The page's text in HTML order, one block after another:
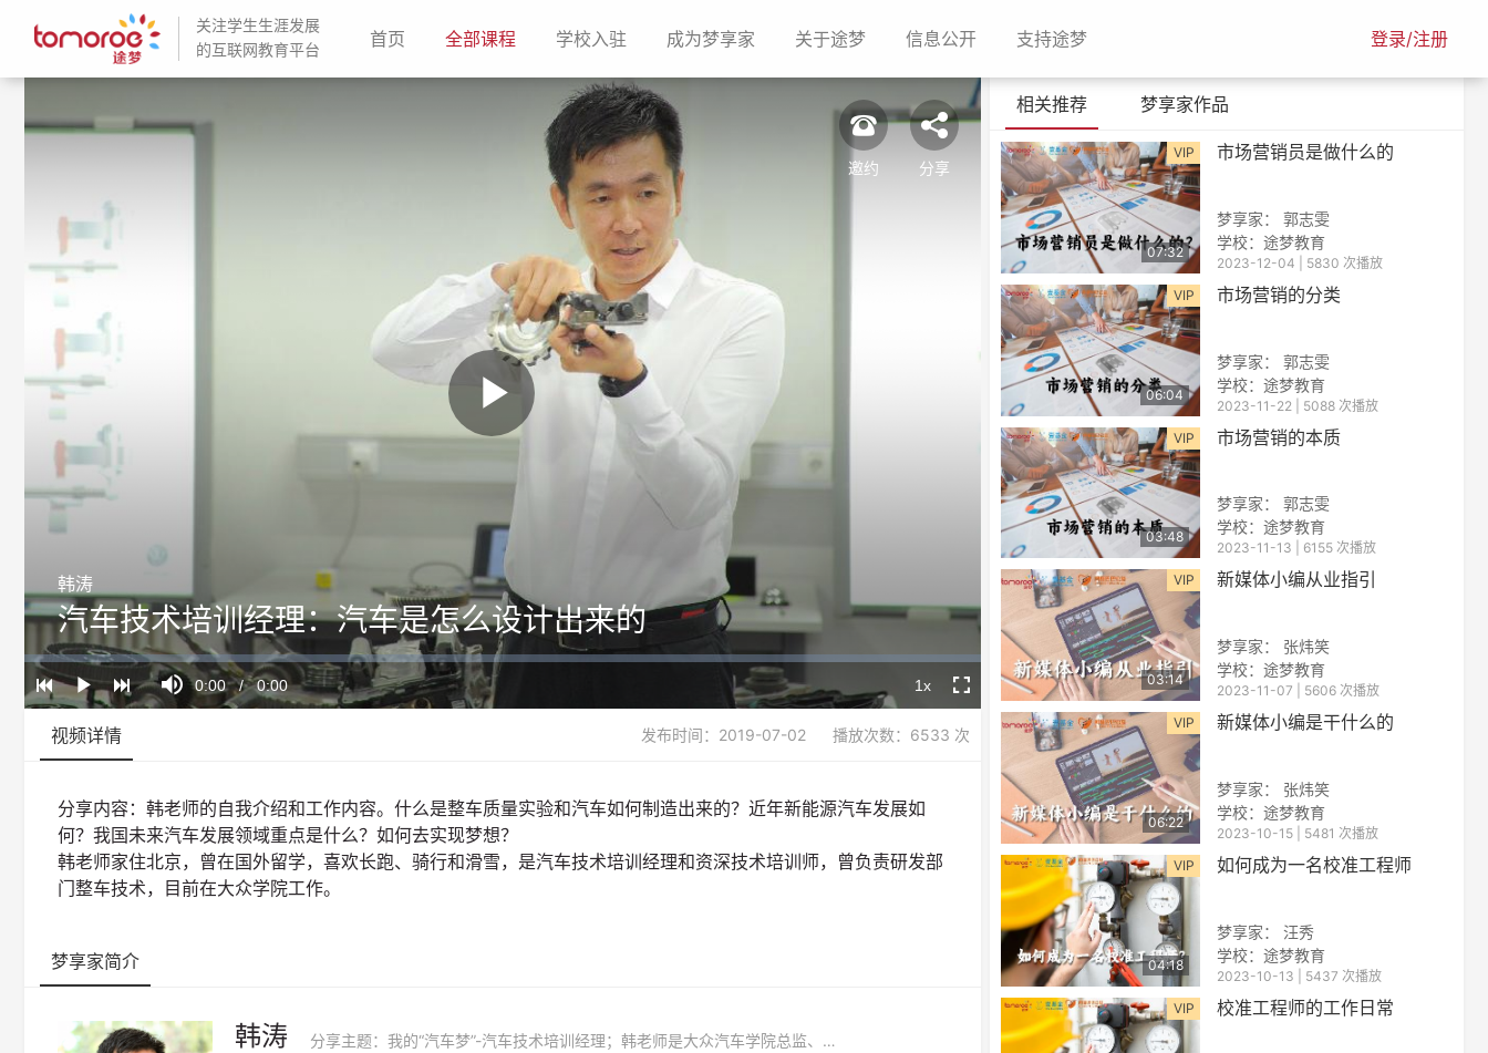
关注学生生涯发展
的互联网教育平台
首页(current)全部课程(current)学校入驻(current)成为梦享家(current)关于途梦(current)信息公开(current)支持途梦(current) 登录/注册
Play
Video
Play
Mute
Current
0:00 / Duration
0:00
Loaded:
0%
Progress:
0%
Playback
Rate
1x Fullscreen
韩涛
汽车技术培训经理：汽车是怎么设计出来的
邀约 分享
视频详情 发布时间：2019-07-02 播放次数：6533 次
分享内容：韩老师的自我介绍和工作内容。什么是整车质量实验和汽车如何制造出来的？近年新能源汽车发展如
何？我国未来汽车发展领域重点是什么？如何去实现梦想？
韩老师家住北京，曾在国外留学，喜欢长跑、骑行和滑雪，是汽车技术培训经理和资深技术培训师，曾负责研发部
门整车技术，目前在大众学院工作。
梦享家简介
韩涛 分享主题：我的“汽车梦”-汽车技术培训经理；韩老师是大众汽车学院总监、技术培训经理和资深技术培训师，曾负责研发部门整车技术。
相关推荐 梦享家作品
VIP
07:32
市场营销员是做什么的
梦享家： 郭志雯
学校：途梦教育
2023-12-04 | 5830 次播放
VIP
06:04
市场营销的分类
梦享家： 郭志雯
学校：途梦教育
2023-11-22 | 5088 次播放
VIP
03:48
市场营销的本质
梦享家： 郭志雯
学校：途梦教育
2023-11-13 | 6155 次播放
VIP
03:14
新媒体小编从业指引
梦享家： 张炜笑
学校：途梦教育
2023-11-07 | 5606 次播放
VIP
06:22
新媒体小编是干什么的
梦享家： 张炜笑
学校：途梦教育
2023-10-15 | 5481 次播放
VIP
04:18
如何成为一名校准工程师
梦享家： 汪秀
学校：途梦教育
2023-10-13 | 5437 次播放
VIP
校准工程师的工作日常